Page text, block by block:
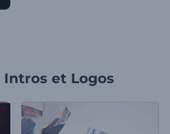
Intros et Logos